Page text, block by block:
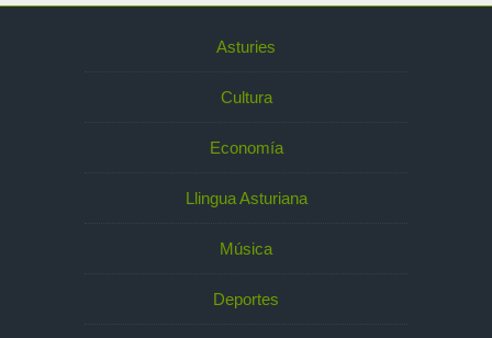
Asturies
Cultura
Economía
Llingua Asturiana
Música
Deportes